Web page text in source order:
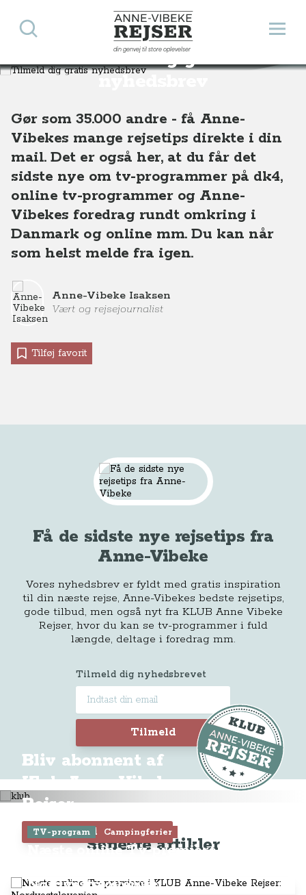
Anne-Vibeke Rejser
din genvej til store oplevelser
Åbn
Søg
Tilmeld dig gratis
nyhedsbrev
Gør som 35.000 andre - få Anne-
Vibekes mange rejsetips direkte i din
mail. Det er også her, at du får det
sidste nye om tv-programmer på dk4,
online tv-programmer og Anne-
Vibekes foredrag rundt omkring i
Danmark og online mm. Du kan når
som helst melde fra igen.
Anne-Vibeke Isaksen
Vært og rejsejournalist
Tilføj favorit
Få de sidste nye rejsetips fra
Anne-Vibeke
Vores nyhedsbrev er fyldt med gratis inspiration
til din næste rejse, Anne-Vibekes bedste rejsetips,
gode tilbud, men også nyt fra KLUB Anne Vibeke
Rejser, hvor du kan se tv-programmer i fuld
længde, deltage i foredrag mm.
Tilmeld dig nyhedsbrevet
Tilmeld
Bliv abonnent af
Klub Anne-Vibeke
Rejser
Tilmeld dig Klubben
Seneste artikler
TV-program Campingferier
Næste online Tv-premiere i KLUB
Nordvestslovenien